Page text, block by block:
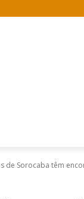
de Sorocaba têm